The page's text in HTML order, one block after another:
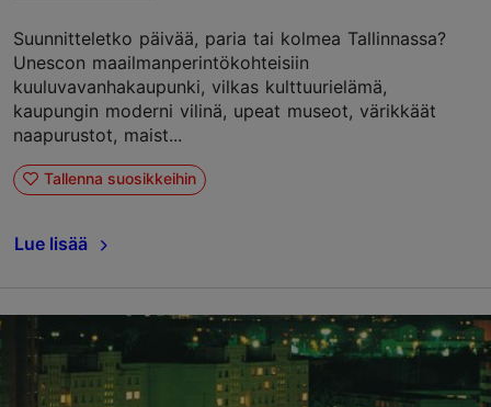
Suunnitteletko päivää, paria tai kolmea Tallinnassa?
Unescon maailmanperintökohteisiin
kuuluvavanhakaupunki, vilkas kulttuurielämä,
kaupungin moderni vilinä, upeat museot, värikkäät
naapurustot, maist...
Tallenna suosikkeihin
Lue lisää